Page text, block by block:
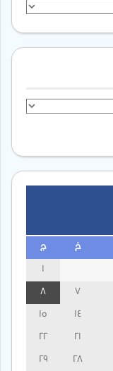
خ ج
14
15
21
22
28
29